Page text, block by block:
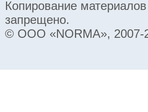
Копирование
запрещено.
© ООО «NORMA», 2007-